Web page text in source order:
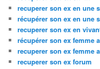
recuperer son ex en une
récupérer son ex en une
recuperer son ex en
récupérer son ex femme
recuperer son ex femme
recuperer son ex forum